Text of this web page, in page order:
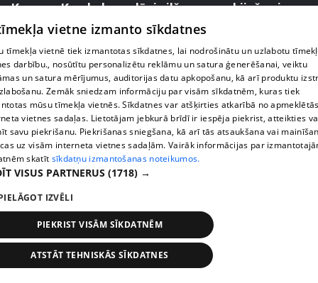
Kaspars Kambala neslēpj vilšanos par bijušo sievu
Tifāniju
72. epizode
pirms 2 nedēļām, 6 dienām
Draudzene aicina pārvākties Magoni uz Kurzemes
pusi
vietne izmanto sīkdatnes
tīmekļa vietnē tiek izmantotas sīkdatnes, lai nodrošinātu un uzlabotu
darbību., nosūtītu personalizētu reklāmu un satura ģenerēšanai, veiktu
un satura mērījumus, auditorijas datu apkopošanu, kā arī produktu
Zemāk sniedzam informāciju par visām sīkdatnēm, kuras tiek
mūsu tīmekļa vietnēs. Sīkdatnes var atšķirties atkarībā no
vietnes sadaļas. Lietotājam jebkurā brīdī ir iespēja piekrist, atteikties
savu piekrišanu. Piekrišanas sniegšana, kā arī tās atsaukšana vai
uz visām interneta vietnes sadaļām. Vairāk informācijas par
skatīt sīkdatņu izmantošanas noteikumos.
VISUS PARTNERUS (1718) →
IZVĒLI
PIEKRIST VISĀM SĪKDATNĒM
ATSTĀT TEHNISKĀS SĪKDATNES